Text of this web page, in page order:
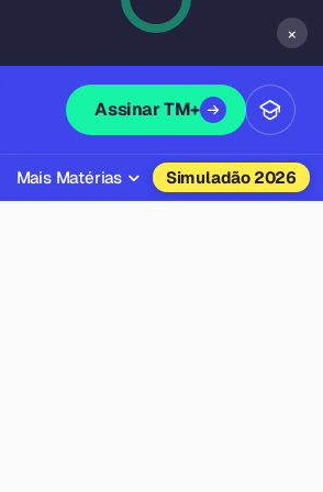
×
Assinar TM+
Mais Matérias Simuladão 2026